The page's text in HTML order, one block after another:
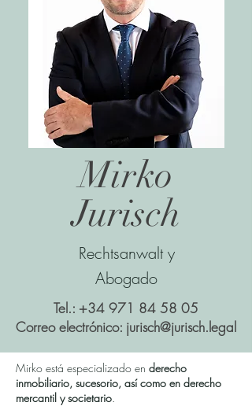
Mirko
Jurisch
Rechtsanwalt y
Abogado
Tel.: +34 971 84 58 05
Correo electrónico: jurisch@jurisch.legal
Mirko está especializado en derecho
inmobiliario, sucesorio, así como en derecho
mercantil y societario.